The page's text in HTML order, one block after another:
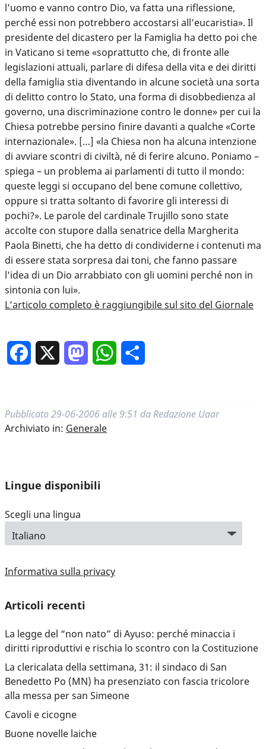
l’uomo e vanno contro Dio, va fatta una riflessione,
perché essi non potrebbero accostarsi all’eucaristia». Il
presidente del dicastero per la Famiglia ha detto poi che
in Vaticano si teme «soprattutto che, di fronte alle
legislazioni attuali, parlare di difesa della vita e dei diritti
della famiglia stia diventando in alcune società una sorta
di delitto contro lo Stato, una forma di disobbedienza al
governo, una discriminazione contro le donne» per cui la
Chiesa potrebbe persino finire davanti a qualche «Corte
internazionale». […] «la Chiesa non ha alcuna intenzione
di avviare scontri di civiltà, né di ferire alcuno. Poniamo –
spiega – un problema ai parlamenti di tutto il mondo:
queste leggi si occupano del bene comune collettivo,
oppure si tratta soltanto di favorire gli interessi di
pochi?». Le parole del cardinale Trujillo sono state
accolte con stupore dalla senatrice della Margherita
Paola Binetti, che ha detto di condividerne i contenuti ma
di essere stata sorpresa dai toni, che fanno passare
l’idea di un Dio arrabbiato con gli uomini perché non in
sintonia con lui».
L’articolo completo è raggiungibile sul sito del Giornale
Facebook MastodonWhatsApp
Pubblicato 29-06-2006 alle 9:51 da Redazione Uaar
Archiviato in: Generale
Lingue disponibili
Scegli una lingua
Informativa sulla privacy
Articoli recenti
La legge del “non nato” di Ayuso: perché minaccia i
diritti riproduttivi e rischia lo scontro con la Costituzione
La clericalata della settimana, 31: il sindaco di San
Benedetto Po (MN) ha presenziato con fascia tricolore
alla messa per san Simeone
Cavoli e cicogne
Buone novelle laiche